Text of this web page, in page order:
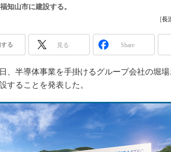
スマート工場EXPO
日本ものづくりワールド
AUTOMOTIVE WORLD
産業オープンネット展
Windows Embedded
車載ソフト開発
ISO26262
デジタルツインとCAE
S＆OP
インダストリー4.0
知山市に建設する。
[長
る 見る Share
、半導体事業を手掛けるグループ会社の堀
することを発表した。